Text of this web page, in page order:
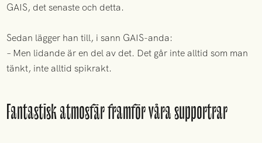
GAIS, det senaste och detta.
Sedan lägger han till, i sann GAIS-anda:
– Men lidande är en del av det. Det går inte alltid som man
tänkt, inte alltid spikrakt.
Fantastisk atmosfär framför våra supportrar